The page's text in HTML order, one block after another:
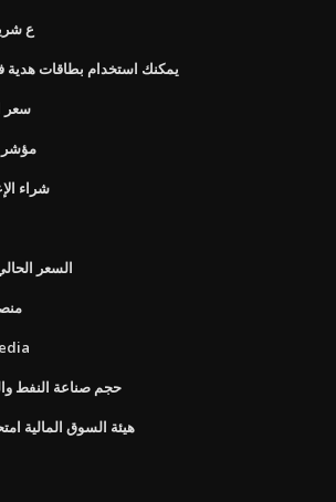
ع
يمكنك استخدام بطاقات هدية
سعر
مؤشر
شراء
السعر
حجم صناعة النفط
هيئة السوق المالية